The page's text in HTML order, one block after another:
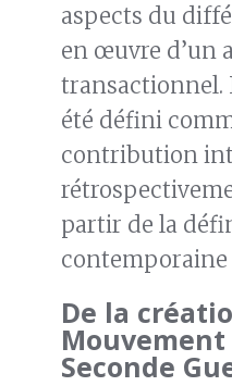
aspects du
en œuvre d’un
transactionnel.
été défini
contribution
partir de la
contemporaine
De la
Seconde